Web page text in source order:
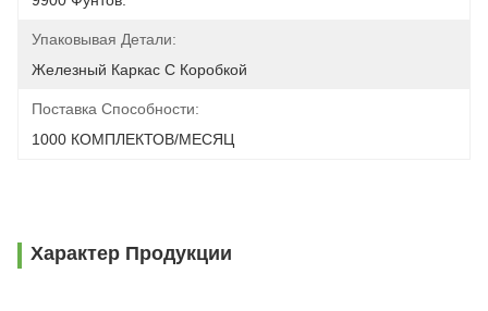
Упаковывая Детали:
Железный Каркас С Коробкой
Поставка Способности:
1000 КОМПЛЕКТОВ/МЕСЯЦ
Характер Продукции